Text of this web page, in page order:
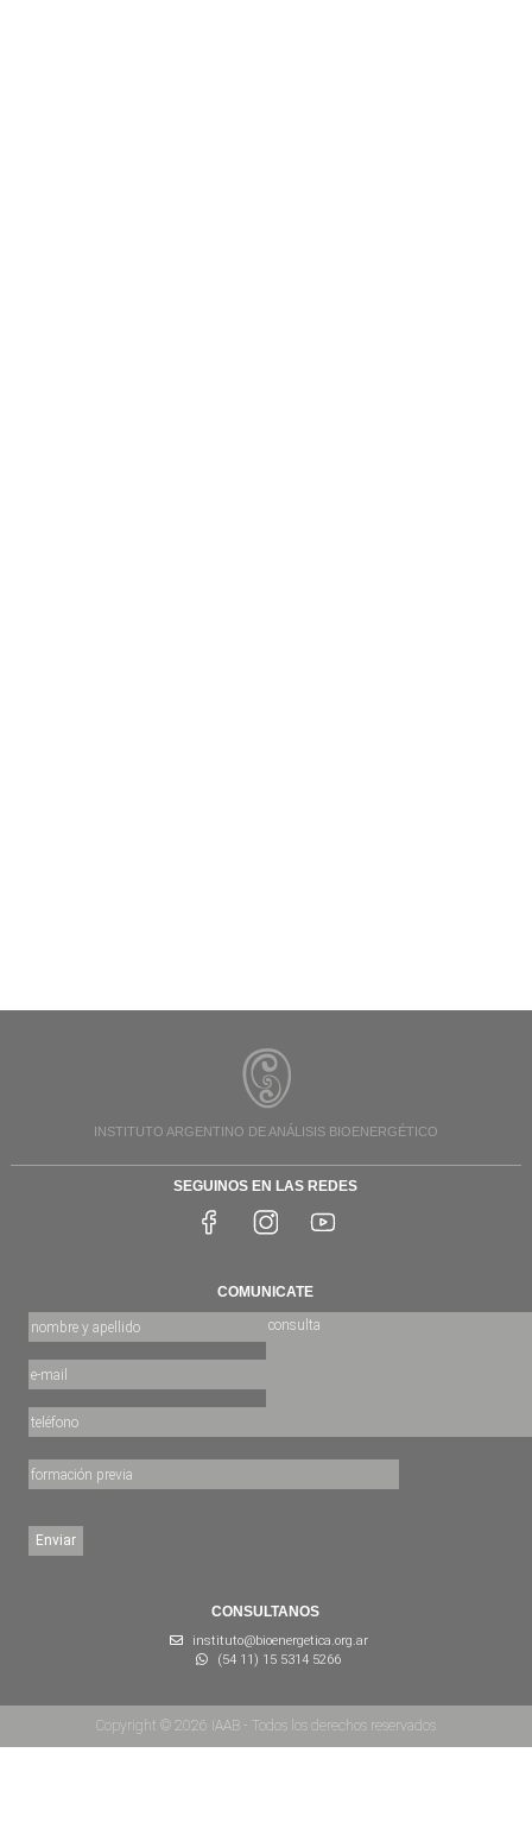
INSTITUTO ARGENTINO DE ANÁLISIS BIOENERGÉTICO
SEGUINOS EN LAS REDES
COMUNICATE
CONSULTANOS
instituto@bioenergetica.org.ar
(54 11) 15 5314 5266
Copyright © 2026 IAAB - Todos los derechos reservados